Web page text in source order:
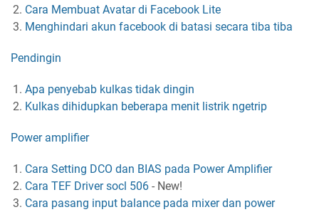
Cara Membuat Avatar di Facebook Lite
Menghindari akun facebook di batasi secara tiba tiba
Pendingin
Apa penyebab kulkas tidak dingin
Kulkas dihidupkan beberapa menit listrik ngetrip
Power amplifier
Cara Setting DCO dan BIAS pada Power Amplifier
Cara TEF Driver socl 506 - New!
Cara pasang input balance pada mixer dan power